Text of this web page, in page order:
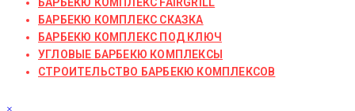
БАРБЕКЮ КОМПЛЕКС СКАЗКА
БАРБЕКЮ КОМПЛЕКС ПОД КЛЮЧ
УГЛОВЫЕ БАРБЕКЮ КОМПЛЕКСЫ
СТРОИТЕЛЬСТВО БАРБЕКЮ КОМПЛЕКСОВ